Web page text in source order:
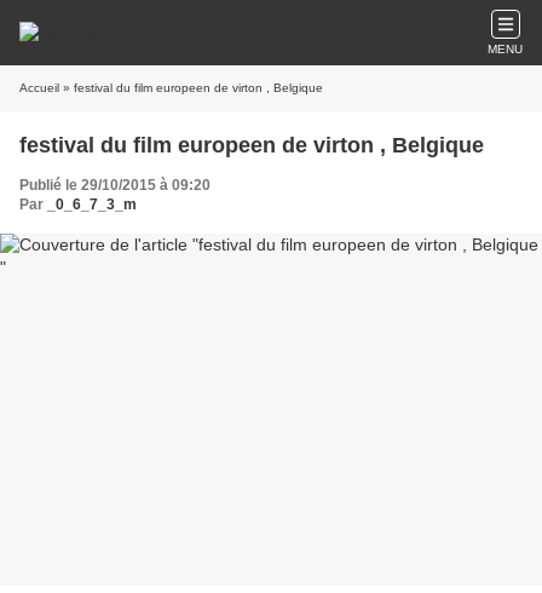
MENU
Accueil » festival du film europeen de virton , Belgique
festival du film europeen de virton , Belgique
Publié le 29/10/2015 à 09:20
Par
_0_6_7_3_m